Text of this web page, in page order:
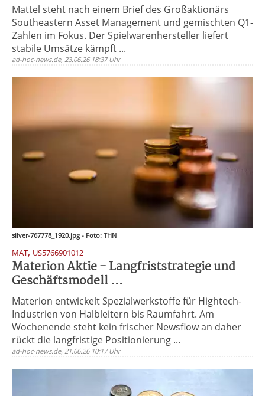
Mattel steht nach einem Brief des Großaktionärs
Southeastern Asset Management und gemischten Q1-
Zahlen im Fokus. Der Spielwarenhersteller liefert
stabile Umsätze kämpft ...
ad-hoc-news.de, 23.06.26 18:37 Uhr
silver-767778_1920.jpg - Foto: THN
MAT, US5766901012
Materion Aktie - Langfriststrategie und
Geschäftsmodell ...
Materion entwickelt Spezialwerkstoffe für Hightech-
Industrien von Halbleitern bis Raumfahrt. Am
Wochenende steht kein frischer Newsflow an daher
rückt die langfristige Positionierung ...
ad-hoc-news.de, 21.06.26 10:17 Uhr